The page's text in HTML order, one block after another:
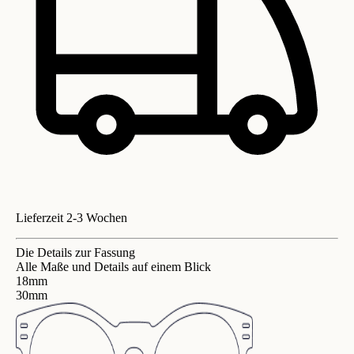
Lieferzeit 2-3 Wochen
Die Details zur Fassung
Alle Maße und Details auf einem Blick
18mm
30mm